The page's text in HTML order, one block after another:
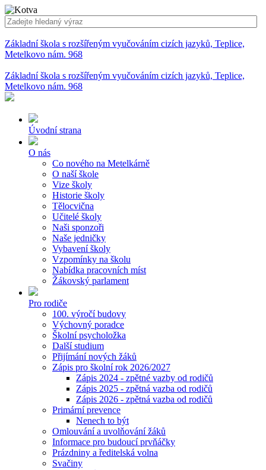
Základní škola s rozšířeným vyučováním cizích jazyků, Teplice,
Metelkovo nám. 968
Základní škola s rozšířeným vyučováním cizích jazyků, Teplice,
Metelkovo nám. 968
Úvodní strana
O nás
Co nového na Metelkárně
O naší škole
Vize školy
Historie školy
Tělocvična
Učitelé školy
Naši sponzoři
Naše jedničky
Vybavení školy
Vzpomínky na školu
Nabídka pracovních míst
Žákovský parlament
Pro rodiče
100. výročí budovy
Výchovný poradce
Školní psycholožka
Další studium
Přijímání nových žáků
Zápis pro školní rok 2026/2027
Zápis 2024 - zpětné vazby od rodičů
Zápis 2025 - zpětná vazba od rodičů
Zápis 2026 - zpětná vazba od rodičů
Primární prevence
Nenech to být
Omlouvání a uvolňování žáků
Informace pro budoucí prvňáčky
Prázdniny a ředitelská volna
Svačiny